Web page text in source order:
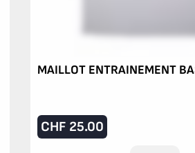
MAILLOT ENTRAINEMENT
CHF 25.00